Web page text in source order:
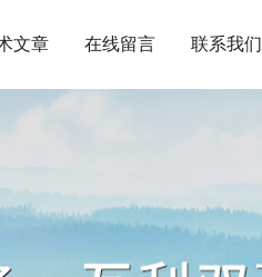
文章 在线留言 联系我们